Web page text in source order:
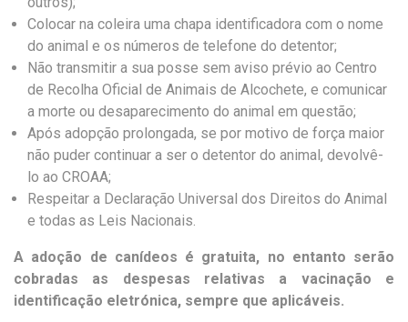
Colocar na coleira uma chapa identificadora com o nome
do animal e os números de telefone do detentor;
Não transmitir a sua posse sem aviso prévio ao Centro
de Recolha Oficial de Animais de Alcochete, e comunicar
a morte ou desaparecimento do animal em questão;
Após adopção prolongada, se por motivo de força maior
não puder continuar a ser o detentor do animal, devolvê-
lo ao CROAA;
Respeitar a Declaração Universal dos Direitos do Animal
e todas as Leis Nacionais.
A adoção de canídeos é gratuita, no entanto serão
cobradas as despesas relativas a vacinação e
identificação eletrónica, sempre que aplicáveis.